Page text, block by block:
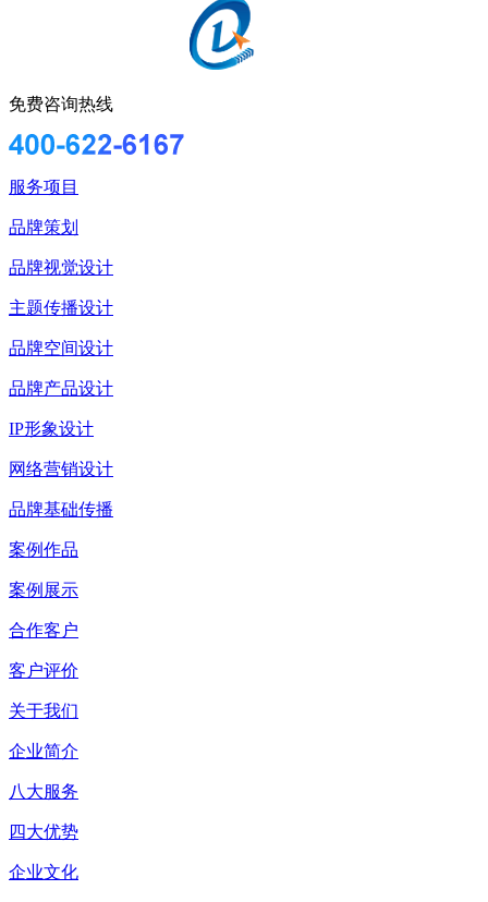
免费咨询热线
服务项目
品牌策划
品牌视觉设计
主题传播设计
品牌空间设计
品牌产品设计
IP形象设计
网络营销设计
品牌基础传播
案例作品
案例展示
合作客户
客户评价
关于我们
企业简介
八大服务
四大优势
企业文化